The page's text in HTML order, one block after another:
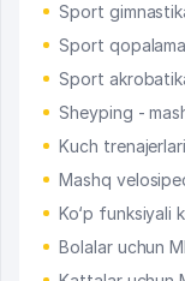
Sport
Sport
Sport
Sheyping -
Kuch
Mashq
Ko‘p funksiyali
Bolalar uchun